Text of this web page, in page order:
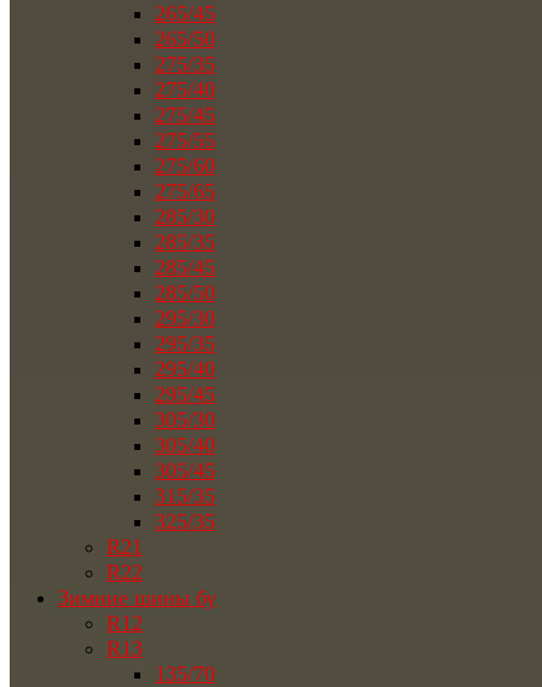
265/45
265/50
275/35
275/40
275/45
275/55
275/60
275/65
285/30
285/35
285/45
285/50
295/30
295/35
295/40
295/45
305/30
305/40
305/45
315/35
325/35
R21
R22
Зимние шины бу
R12
R13
135/70